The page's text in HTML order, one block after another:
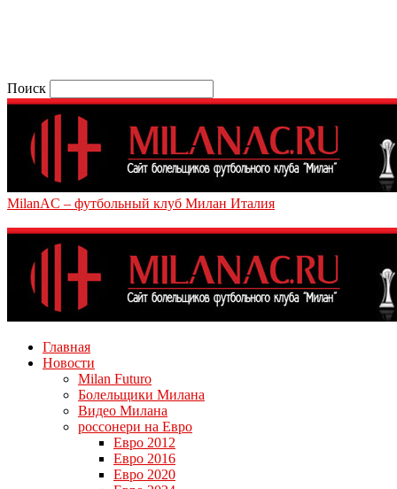
Поиск
MilanAC – футбольный клуб Милан Италия
Главная
Новости
Milan Futuro
Болельщики Милана
Видео Милана
россонери на Евро
Евро 2012
Евро 2016
Евро 2020